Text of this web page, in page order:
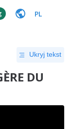
PL
Ukryj tekst
DU